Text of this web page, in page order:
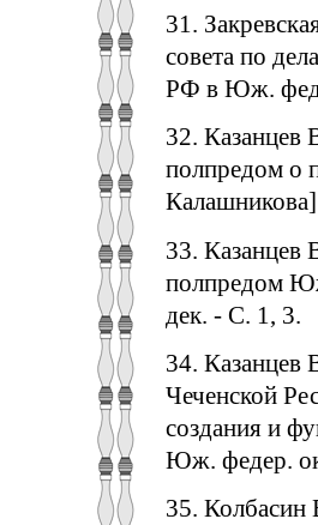
31.
совета по
РФ в Юж.
32. Казанцев
полпредом о
33. Казанцев
полпредом
дек. - С. 1, 3.
34. Казанцев
Чеченской
создания и
Юж. федер.
35. Колбасин